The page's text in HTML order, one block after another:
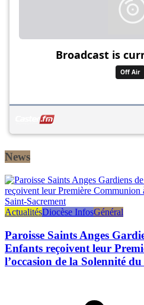
News
ActualitésDiocèse InfosGénéral
Paroisse Saints Anges
Enfants reçoivent leur
l’occasion de la Solennité